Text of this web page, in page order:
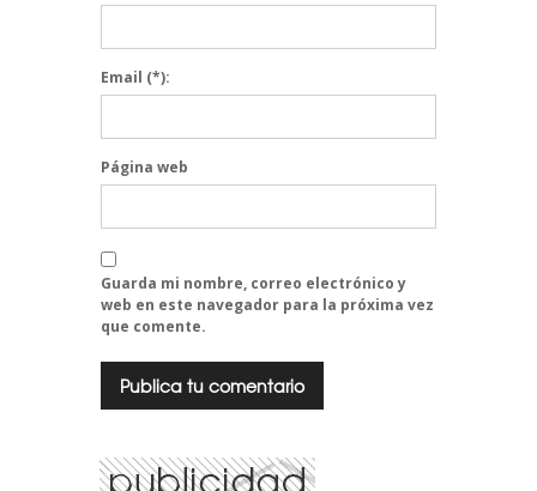
Email (*):
Página web
Guarda mi nombre, correo electrónico y
web en este navegador para la próxima vez
que comente.